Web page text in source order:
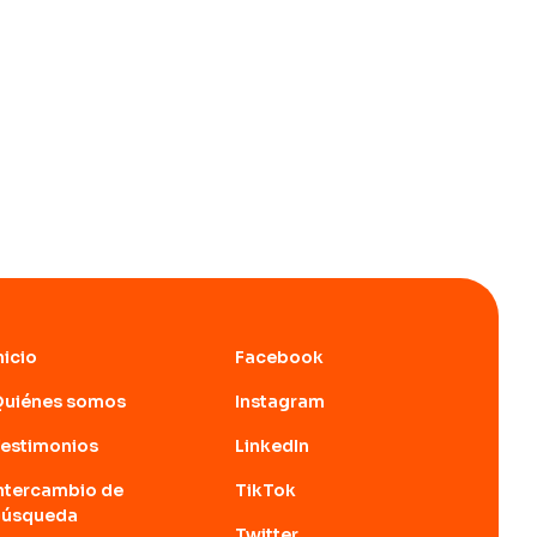
somos
de
Facebook
Instagram
LinkedIn
TikTok